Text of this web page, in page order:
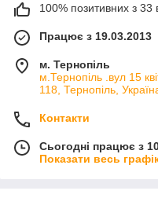
100% позитивних з 33
Працює з 19.03.2013
м. Тернопіль
м.Тернопіль .вул 15
118, Тернопіль,
Контакти
Сьогодні працює з
Показати весь